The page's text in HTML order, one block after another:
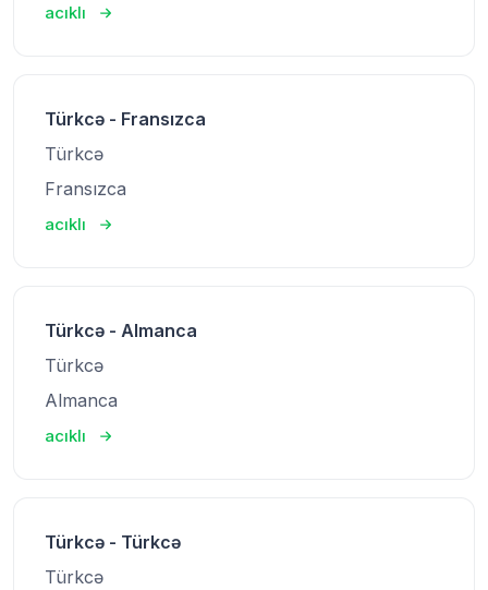
acıklı
Türkcə - Fransızca
Türkcə
Fransızca
acıklı
Türkcə - Almanca
Türkcə
Almanca
acıklı
Türkcə - Türkcə
Türkcə